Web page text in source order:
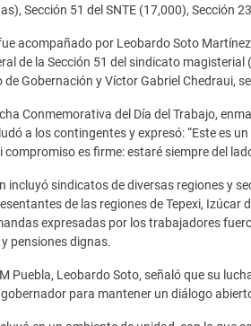
Sección 51 del SNTE (17,000), Sección
acompañado por Leobardo Soto
de la Sección 51 del sindicato
de Gobernación y Víctor Gabriel Chedraui,
Conmemorativa del Día del Trabajo,
a los contingentes y expresó: “Este es
es firme: estaré siempre del
incluyó sindicatos de diversas regiones y
de las regiones de Tepexi,
expresadas por los trabajadores
pensiones dignas.
Puebla, Leobardo Soto, señaló que su
para mantener un diálogo